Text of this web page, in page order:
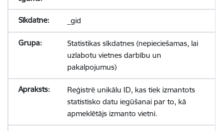
_gid
Statistikas sīkdatnes (nepieciešamas, lai
uzlabotu vietnes darbību un
pakalpojumus)
Reģistrē unikālu ID, kas tiek izmantots
statistisko datu iegūšanai par to, kā
apmeklētājs izmanto vietni.